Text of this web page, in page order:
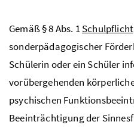
Gemäß § 8Abs. 1
sonderpädagogischer
Schülerin oder ein Schüler
vorübergehenden
psychischen
Beeinträchtigung der